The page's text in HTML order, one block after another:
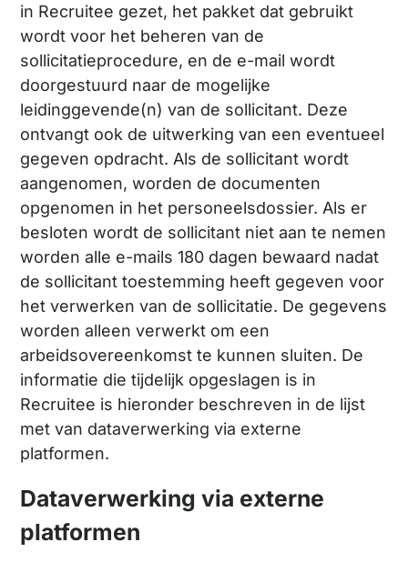
in Recruitee gezet, het pakket dat gebruikt
wordt voor het beheren van de
sollicitatieprocedure, en de e-mail wordt
doorgestuurd naar de mogelijke
leidinggevende(n) van de sollicitant. Deze
ontvangt ook de uitwerking van een eventueel
gegeven opdracht. Als de sollicitant wordt
aangenomen, worden de documenten
opgenomen in het personeelsdossier. Als er
besloten wordt de sollicitant niet aan te nemen
worden alle e-mails 180 dagen bewaard nadat
de sollicitant toestemming heeft gegeven voor
het verwerken van de sollicitatie. De gegevens
worden alleen verwerkt om een
arbeidsovereenkomst te kunnen sluiten. De
informatie die tijdelijk opgeslagen is in
Recruitee is hieronder beschreven in de lijst
met van dataverwerking via externe
platformen.
Dataverwerking via externe
platformen